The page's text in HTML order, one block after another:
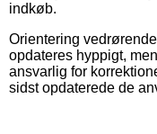
indkøb.
Orientering
opdateres hyppigt,
ansvarlig for
sidst opdaterede de